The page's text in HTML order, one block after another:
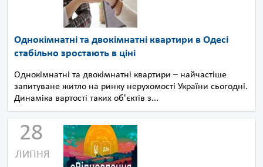
Однокімнатні та двокімнатні квартири в Одесі
стабільно зростають в ціні
Однокімнатні та двокімнатні квартири – найчастіше
запитуване житло на ринку нерухомості України сьогодні.
Динаміка вартості таких об'єктів з...
28
ЛИПНЯ